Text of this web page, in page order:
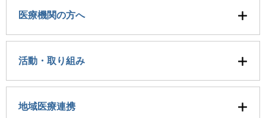
医療機関の方へ
活動・取り組み
地域医療連携